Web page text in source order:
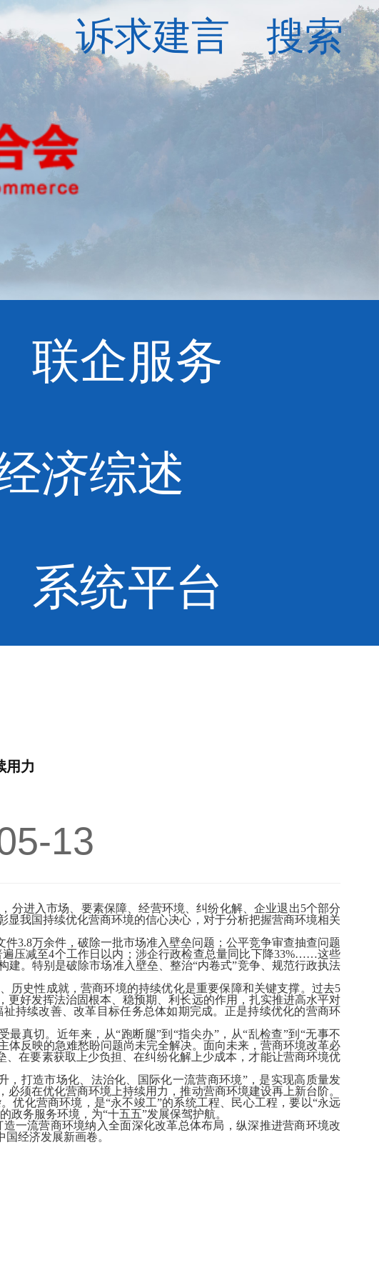
搜索
诉求建言
联企服务
济综述
系统平台
用力
13
进入市场、要素保障、经营环境、纠纷化解、企业退出5个部分
我国持续优化营商环境的信心决心，对于分析把握营商环境相关
3.8万余件，破除一批市场准入壁垒问题；公平竞争审查抽查问题
遍压减至4个工作日以内；涉企行政检查总量同比下降33%……这些
。特别是破除市场准入壁垒、整治“内卷式”竞争、规范行政执法
史性成就，营商环境的持续优化是重要保障和关键支撑。过去5
好发挥法治固根本、稳预期、利长远的作用，扎实推进高水平对
持续改善、改革目标任务总体如期完成。正是持续优化的营商环
切。近年来，从“跑断腿”到“指尖办”，从“乱检查”到“无事不
体反映的急难愁盼问题尚未完全解决。面向未来，营商环境改革必
在要素获取上少负担、在纠纷化解上少成本，才能让营商环境优
打造市场化、法治化、国际化一流营商环境”，是实现高质量发
须在优化营商环境上持续用力，推动营商环境建设再上新台阶。
优化营商环境，是“永不竣工”的系统工程、民心工程，要以“永远
政务服务环境，为“十五五”发展保驾护航。
流营商环境纳入全面深化改革总体布局，纵深推进营商环境改
经济发展新画卷。